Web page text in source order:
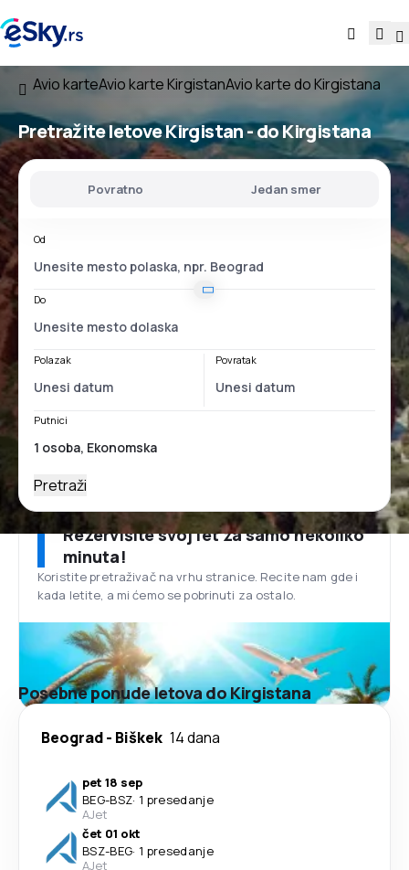
Avio karteAvio karte KirgistanAvio karte do Kirgistana
Pretražite letoveKirgistan - do Kirgistana
Povratno Jedan smer
Od
Do
Polazak Povratak
Putnici
Pretraži
Rezervišite svoj let za samo nekoliko
minuta!
Koristite pretraživač na vrhu stranice. Recite nam gde i
kada letite, a mi ćemo se pobrinuti za ostalo.
Posebne ponude letova do Kirgistana
Beograd- Biškek 14 dana
pet 18 sep
BEG-BSZ· 1 presedanje
AJet
čet 01 okt
BSZ-BEG· 1 presedanje
AJet